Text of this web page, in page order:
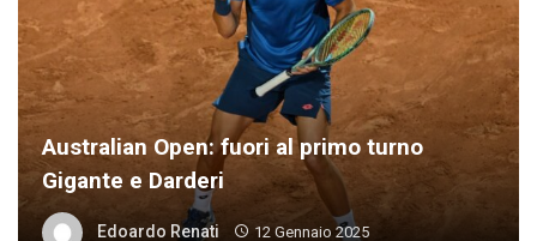
Australian Open: fuori al primo turno
Gigante e Darderi
Edoardo Renati 12 Gennaio 2025